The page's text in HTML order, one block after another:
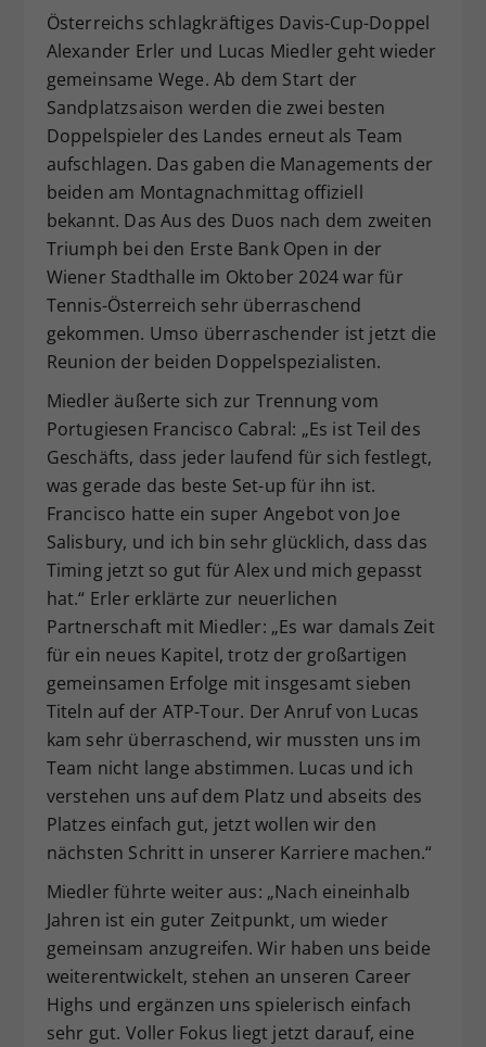
Österreichs schlagkräftiges Davis-Cup-Doppel
Alexander Erler und Lucas Miedler geht wieder
gemeinsame Wege. Ab dem Start der
Sandplatzsaison werden die zwei besten
Doppelspieler des Landes erneut als Team
aufschlagen. Das gaben die Managements der
beiden am Montagnachmittag offiziell
bekannt. Das Aus des Duos nach dem zweiten
Triumph bei den Erste Bank Open in der
Wiener Stadthalle im Oktober 2024 war für
Tennis-Österreich sehr überraschend
gekommen. Umso überraschender ist jetzt die
Reunion der beiden Doppelspezialisten.
Miedler äußerte sich zur Trennung vom
Portugiesen Francisco Cabral: „Es ist Teil des
Geschäfts, dass jeder laufend für sich festlegt,
was gerade das beste Set-up für ihn ist.
Francisco hatte ein super Angebot von Joe
Salisbury, und ich bin sehr glücklich, dass das
Timing jetzt so gut für Alex und mich gepasst
hat.“ Erler erklärte zur neuerlichen
Partnerschaft mit Miedler: „Es war damals Zeit
für ein neues Kapitel, trotz der großartigen
gemeinsamen Erfolge mit insgesamt sieben
Titeln auf der ATP-Tour. Der Anruf von Lucas
kam sehr überraschend, wir mussten uns im
Team nicht lange abstimmen. Lucas und ich
verstehen uns auf dem Platz und abseits des
Platzes einfach gut, jetzt wollen wir den
nächsten Schritt in unserer Karriere machen.“
Miedler führte weiter aus: „Nach eineinhalb
Jahren ist ein guter Zeitpunkt, um wieder
gemeinsam anzugreifen. Wir haben uns beide
weiterentwickelt, stehen an unseren Career
Highs und ergänzen uns spielerisch einfach
sehr gut. Voller Fokus liegt jetzt darauf, eine
Zweck
Dieser Wert speichert Ihre Consent-
Einstellungen. Unter anderem eine
zufällig generierte ID, für die
historische Speicherung Ihrer
Webseiten-Betreiber dies eingestellt
hat.